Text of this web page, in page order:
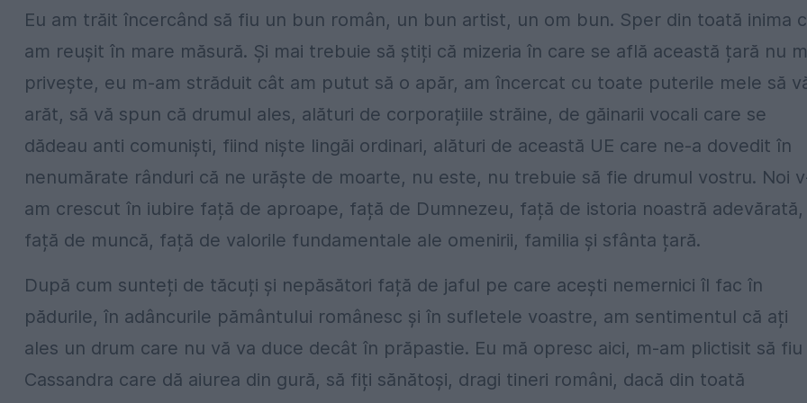
Eu am trăit încercând să fiu un bun român, un bun artist, un om bun. Sper din toată inima
am reușit în mare măsură. Și mai trebuie să știți că mizeria în care se află această țară nu
privește, eu m-am străduit cât am putut să o apăr, am încercat cu toate puterile mele să
arăt, să vă spun că drumul ales, alături de corporațiile străine, de găinarii vocali care se
dădeau anti comuniști, fiind niște lingăi ordinari, alături de această UE care ne-a dovedit în
nenumărate rânduri că ne urăște de moarte, nu este, nu trebuie să fie drumul vostru. Noi
am crescut în iubire față de aproape, față de Dumnezeu, față de istoria noastră adevărată,
față de muncă, față de valorile fundamentale ale omenirii, familia și sfânta țară.
După cum sunteți de tăcuți și nepăsători față de jaful pe care acești nemernici îl fac în
pădurile, în adâncurile pământului românesc și în sufletele voastre, am sentimentul că ați
ales un drum care nu vă va duce decât în prăpastie. Eu mă opresc aici, m-am plictisit să fiu
Cassandra care dă aiurea din gură, să fiți sănătoși, dragi tineri români, dacă din toată